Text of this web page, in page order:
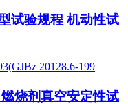
试验规程 机动性试
20128.6-199
烧剂真空安定性试